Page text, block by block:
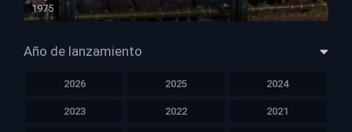
1975
HD 1080p
Año de lanzamiento
2026 2025 2024
2023 2022 2021